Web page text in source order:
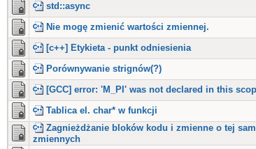
std::async
Nie mogę zmienić wartości zmiennej.
[c++] Etykieta - punkt odniesienia
Porównywanie strignów(?)
[GCC] error: 'M_PI' was not declared in this
Tablica el. char* w funkcji
Zagnieżdżanie bloków kodu i zmienne o tej
zmiennych